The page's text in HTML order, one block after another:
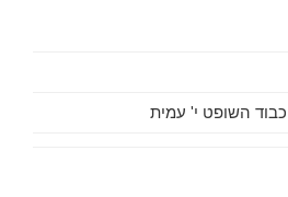
כבוד השופט י' עמית